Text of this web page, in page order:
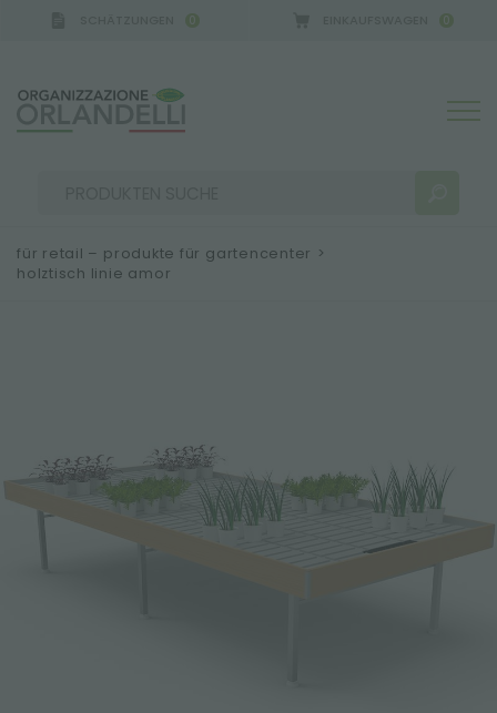
0 0
MEHR ERGEBNISSE FÜR SIE:
für retail – produkte für gartencenter >
holztisch linie amor